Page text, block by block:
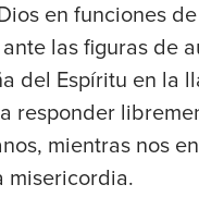
en funciones
las figuras de
del Espíritu en la
responder
mientras nos
misericordia.